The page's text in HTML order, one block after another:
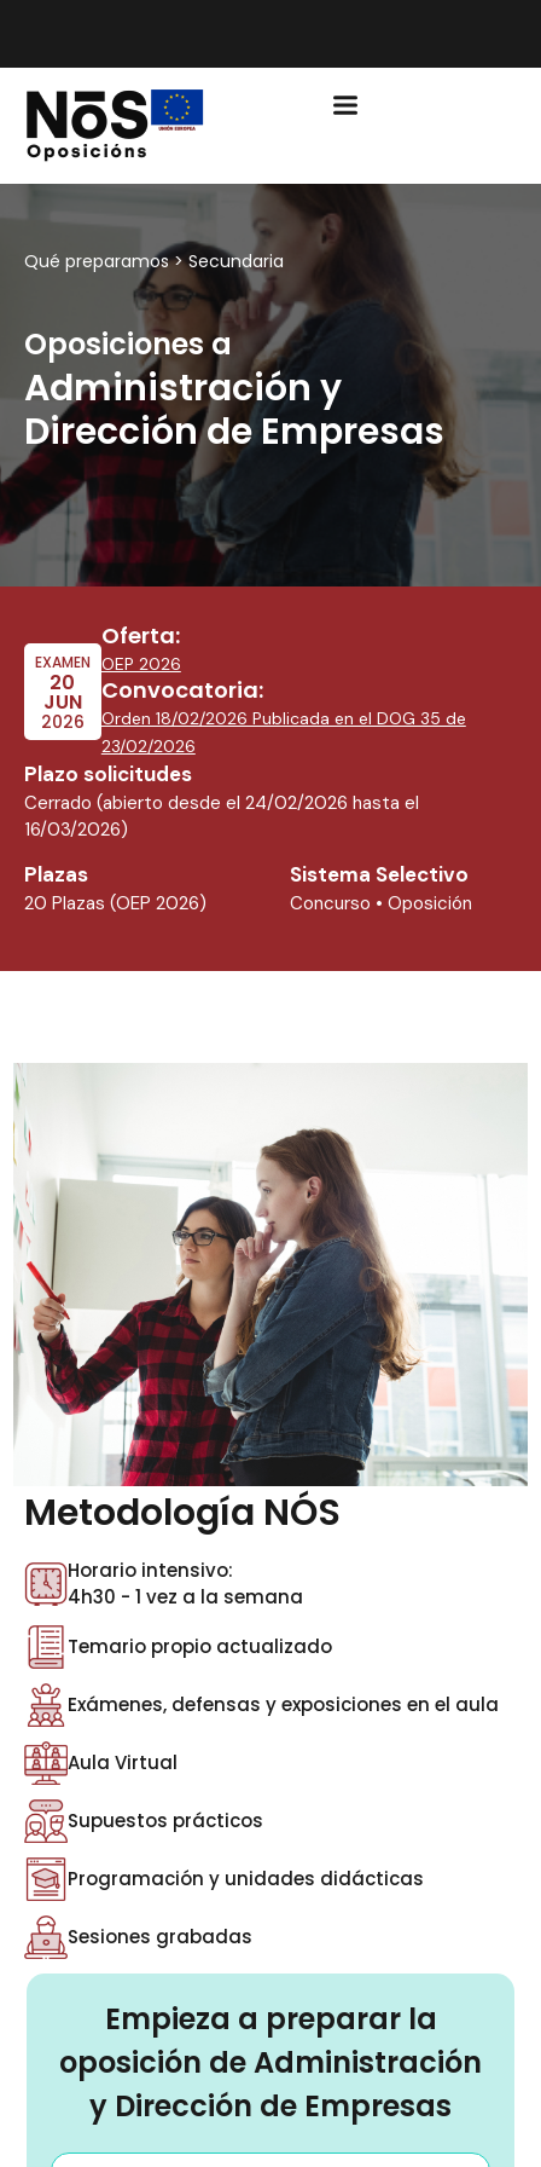
Qué preparamos >Secundaria
Oposiciones a
Administración y
Dirección de Empresas
EXAMEN
20
JUN
2026
Oferta:
OEP 2026
Convocatoria:
Orden 18/02/2026 Publicada en el DOG 35 de
23/02/2026
Plazo solicitudes
Cerrado (abierto desde el 24/02/2026 hasta el
16/03/2026)
Sistema Selectivo
Concurso • Oposición
Plazas
20 Plazas (OEP 2026)
Metodología NÓS
Horario intensivo:
4h30 - 1 vez a la semana
Temario propio actualizado
Exámenes, defensas y exposiciones en el aula
Aula Virtual
Supuestos prácticos
Programación y unidades didácticas
Sesiones grabadas
Empieza a preparar la
oposición de Administración
y Dirección de Empresas